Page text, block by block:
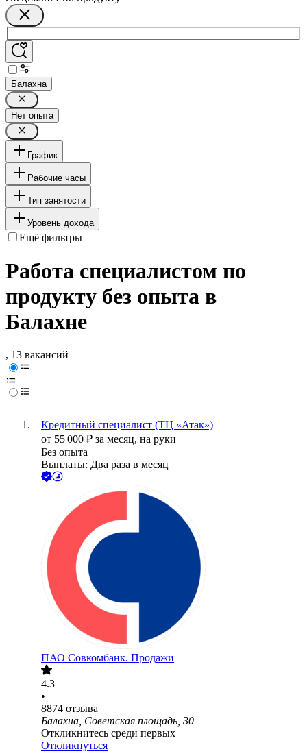
Балахна
Нет опыта
График
Рабочие часы
Тип занятости
Уровень дохода
Ещё фильтры
Работа специалистом по
продукту без опыта в
Балахне
, 13 вакансий
Кредитный специалист (ТЦ «Атак»)
от 55 000 ₽ за месяц, на руки
Без опыта
Выплаты: Два раза в месяц
ПАО Совкомбанк. Продажи
4.3
•
8874 отзыва
Балахна, Советская площадь, 30
Откликнитесь среди первых
Откликнуться